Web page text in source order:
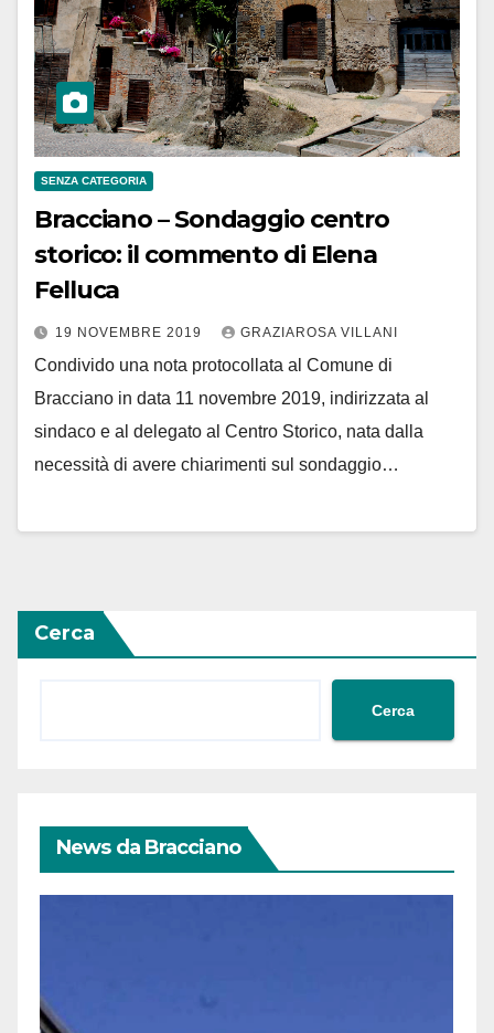
SENZA CATEGORIA
Bracciano – Sondaggio centro
storico: il commento di Elena
Felluca
19 NOVEMBRE 2019 GRAZIAROSA VILLANI
Condivido una nota protocollata al Comune di
Bracciano in data 11 novembre 2019, indirizzata al
sindaco e al delegato al Centro Storico, nata dalla
necessità di avere chiarimenti sul sondaggio…
Cerca
Cerca
News da Bracciano